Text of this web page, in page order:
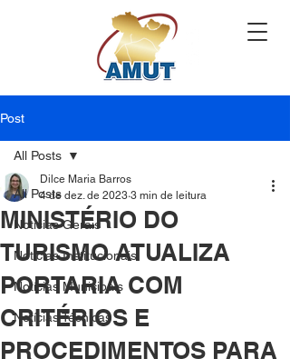
Post
All Posts
Notícias Gerais
Notícias Institucionais
Notícias Municipais
Notícias Técnicas
All Posts
MINISTÉRIO DO
TURISMO ATUALIZA
PORTARIA COM
CRITÉRIOS E
PROCEDIMENTOS PARA
Dilce Maria Barros
4 de dez. de 2023 3 min de leitura